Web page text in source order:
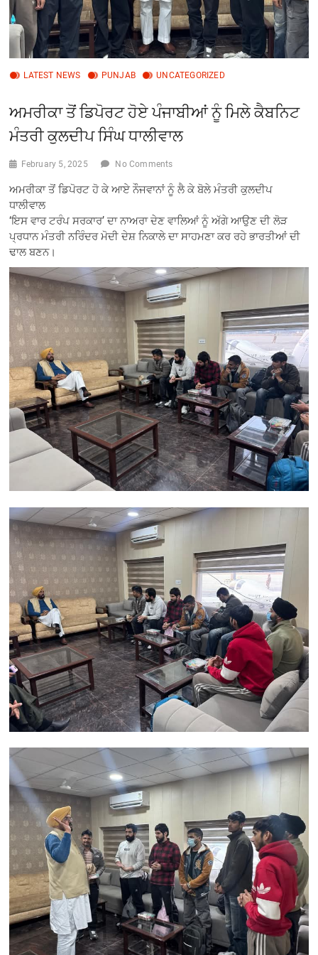
LATEST NEWS PUNJAB UNCATEGORIZED
ਅਮਰੀਕਾ ਤੋਂ ਡਿਪੋਰਟ ਹੋਏ ਪੰਜਾਬੀਆਂ ਨੂੰ ਮਿਲੇ ਕੈਬਨਿਟ
ਮੰਤਰੀ ਕੁਲਦੀਪ ਸਿੰਘ ਧਾਲੀਵਾਲ
February 5, 2025 No Comments
ਅਮਰੀਕਾ ਤੋਂ ਡਿਪੋਰਟ ਹੋ ਕੇ ਆਏ ਨੌਜਵਾਨਾਂ ਨੂੰ ਲੈ ਕੇ ਬੋਲੇ ਮੰਤਰੀ ਕੁਲਦੀਪ
ਧਾਲੀਵਾਲ
‘ਇਸ ਵਾਰ ਟਰੰਪ ਸਰਕਾਰ’ ਦਾ ਨਾਅਰਾ ਦੇਣ ਵਾਲਿਆਂ ਨੂੰ ਅੱਗੇ ਆਉਣ ਦੀ ਲੋੜ
ਪ੍ਰਧਾਨ ਮੰਤਰੀ ਨਰਿੰਦਰ ਮੋਦੀ ਦੇਸ਼ ਨਿਕਾਲੇ ਦਾ ਸਾਹਮਣਾ ਕਰ ਰਹੇ ਭਾਰਤੀਆਂ ਦੀ
ਢਾਲ ਬਣਨ।